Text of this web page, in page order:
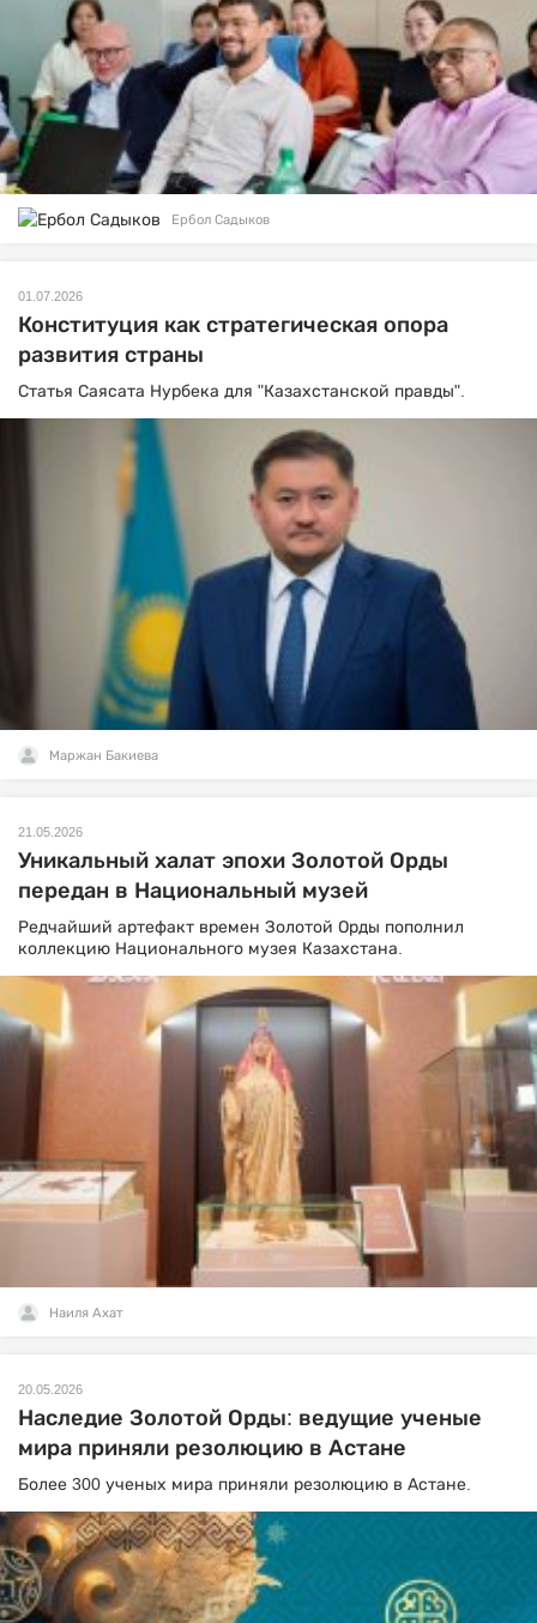
Ербол Садыков
01.07.2026
Конституция как стратегическая опора
развития страны
Статья Саясата Нурбека для "Казахстанской правды".
Маржан Бакиева
21.05.2026
Уникальный халат эпохи Золотой Орды
передан в Национальный музей
Редчайший артефакт времен Золотой Орды пополнил
коллекцию Национального музея Казахстана.
Наиля Ахат
20.05.2026
Наследие Золотой Орды: ведущие ученые
мира приняли резолюцию в Астане
Более 300 ученых мира приняли резолюцию в Астане.